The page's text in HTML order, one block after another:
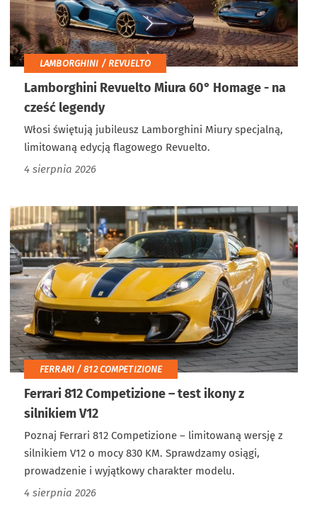
LAMBORGHINI / REVUELTO
Lamborghini Revuelto Miura 60° Homage - na
cześć legendy
Włosi świętują jubileusz Lamborghini Miury specjalną,
limitowaną edycją flagowego Revuelto.
4 sierpnia 2026
FERRARI / 812 COMPETIZIONE
Ferrari 812 Competizione – test ikony z
silnikiem V12
Poznaj Ferrari 812 Competizione – limitowaną wersję z
silnikiem V12 o mocy 830 KM. Sprawdzamy osiągi,
prowadzenie i wyjątkowy charakter modelu.
4 sierpnia 2026